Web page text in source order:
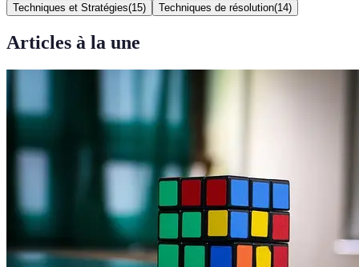
Techniques et Stratégies(15) Techniques de résolution(14)
Articles à la une